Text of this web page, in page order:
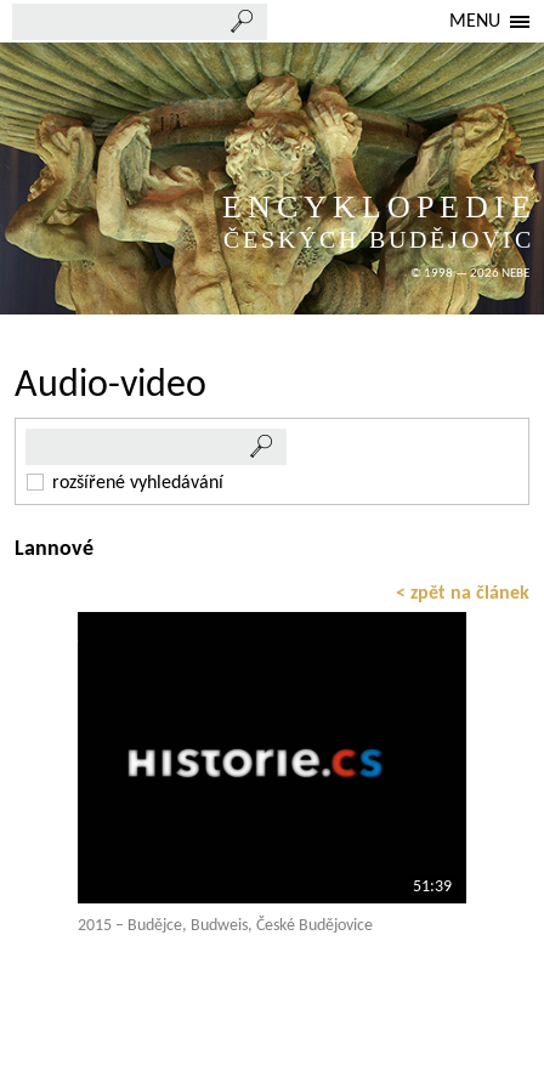
MENU
ENCYKLOPEDIE
ČESKÝCH BUDĚJOVIC
© 1998 — 2026 NEBE
Audio-video
rozšířené vyhledávání
Lannové
< zpět na článek
51:39
2015 – Budějce, Budweis, České Budějovice